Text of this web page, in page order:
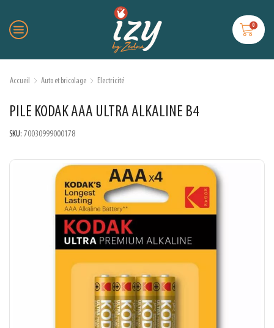
0
Accueil Auto et bricolage Electricité
PILE KODAK AAA ULTRA ALKALINE B4
SKU: 70030999000178